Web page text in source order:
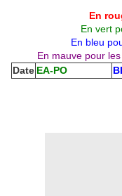
En
En vert
En bleu
En mauve pour
Date EA-PO